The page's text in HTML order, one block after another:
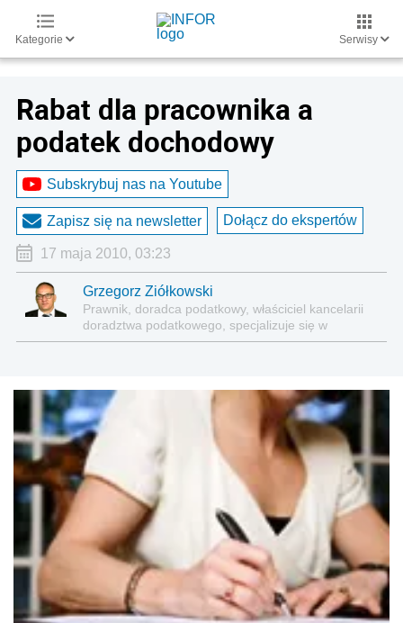
Kategorie Serwisy
Rabat dla pracownika a
podatek dochodowy
Subskrybuj nas na Youtube
Zapisz się na newsletter Dołącz do ekspertów
17 maja 2010, 03:23
Grzegorz Ziółkowski
Prawnik, doradca podatkowy, właściciel kancelarii
doradztwa podatkowego, specjalizuje się w
podatkach dochodowych, zarówno od osób